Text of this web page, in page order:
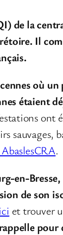
de la
Il
où
étaient
ont
.
en-
de son
ici et trouver
pour